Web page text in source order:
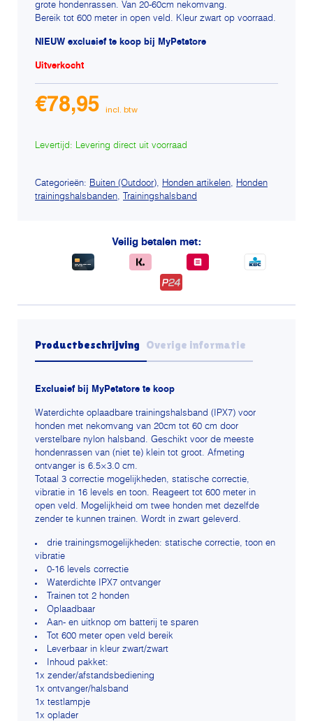
grote hondenrassen. Van 20-60cm nekomvang.
Bereik tot 600 meter in open veld. Kleur zwart op voorraad.
NIEUW exclusief te koop bij MyPetstore
Uitverkocht
€78,95
Levertijd: Levering direct uit voorraad
Categorieën: Buiten (Outdoor), Honden artikelen, Honden
trainingshalsbanden, Trainingshalsband
Veilig betalen met:
Productbeschrijving Overige informatie
Exclusief bij MyPetstore te koop
Waterdichte oplaadbare trainingshalsband (IPX7) voor
honden met nekomvang van 20cm tot 60 cm door
verstelbare nylon halsband. Geschikt voor de meeste
hondenrassen van (niet te) klein tot groot. Afmeting
ontvanger is 6.5×3.0 cm.
Totaal 3 correctie mogelijkheden, statische correctie,
vibratie in 16 levels en toon. Reageert tot 600 meter in
open veld. Mogelijkheid om twee honden met dezelfde
zender te kunnen trainen. Wordt in zwart geleverd.
drie trainingsmogelijkheden: statische correctie, toon en
vibratie
0-16 levels correctie
Waterdichte IPX7 ontvanger
Trainen tot 2 honden
Oplaadbaar
Aan- en uitknop om batterij te sparen
Tot 600 meter open veld bereik
Leverbaar in kleur zwart/zwart
Inhoud pakket:
1x zender/afstandsbediening
1x ontvanger/halsband
1x testlampje
1x oplader